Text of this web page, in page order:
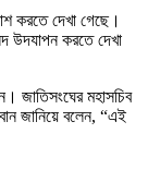
করতে দেখা গেছে।
উদযাপন করতে দেখা
জাতিসংঘের মহাসচিব
জানিয়ে বলেন, “এই